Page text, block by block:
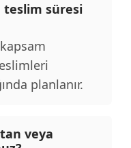
süresi
planlanır.
veya